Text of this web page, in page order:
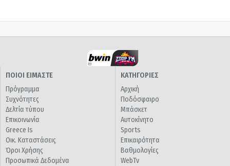
ΠΟΙΟΙ ΕΙΜΑΣΤΕ
Πρόγραμμα
Συχνότητες
Δελτία τύπου
Επικοινωνία
Greece Is
Οικ. Καταστάσεις
Όροι Χρήσης
Προσωπικά Δεδομένα
ΚΑΤΗΓΟΡΙΕΣ
Αρχική
Ποδόσφαιρο
Μπάσκετ
Αυτοκίνητο
Sports
Επικαιρότητα
Βαθμολογίες
WebTv